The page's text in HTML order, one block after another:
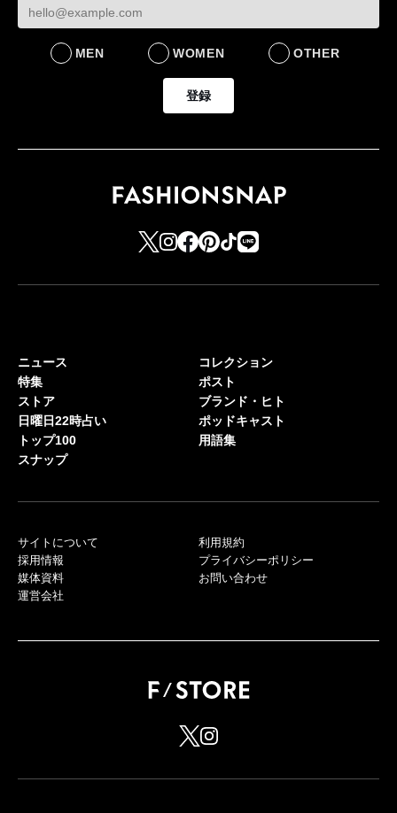
MEN WOMEN OTHER
登録
ニュース
特集
ストア
日曜日22時占い
トップ100
スナップ
コレクション
ポスト
ブランド・ヒト
ポッドキャスト
用語集
サイトについて
採用情報
媒体資料
運営会社
利用規約
プライバシーポリシー
お問い合わせ